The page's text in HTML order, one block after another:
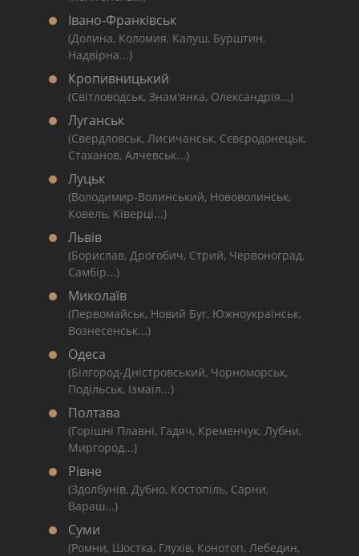
Івано-Франківськ
(Долина, Коломия, Калуш, Бурштин,
Надвірна...)
Кропивницький
(Світловодськ, Знам'янка, Олександрія...)
Луганськ
(Свердловськ, Лисичанськ, Сєвєродонецьк,
Стаханов, Алчевськ...)
Луцьк
(Володимир-Волинський, Нововолинськ,
Ковель, Ківерці...)
Львів
(Борислав, Дрогобич, Стрий, Червоноград,
Самбір...)
Миколаїв
(Первомайськ, Новий Буг, Южноукраїнськ,
Вознесенськ...)
Одеса
(Білгород-Дністровський, Чорноморськ,
Подільськ, Ізмаїл...)
Полтава
(Горішні Плавні, Гадяч, Кременчук, Лубни,
Миргород...)
Рівне
(Здолбунів, Дубно, Костопіль, Сарни,
Вараш...)
Суми
(Ромни, Шостка, Глухів, Конотоп, Лебедин,